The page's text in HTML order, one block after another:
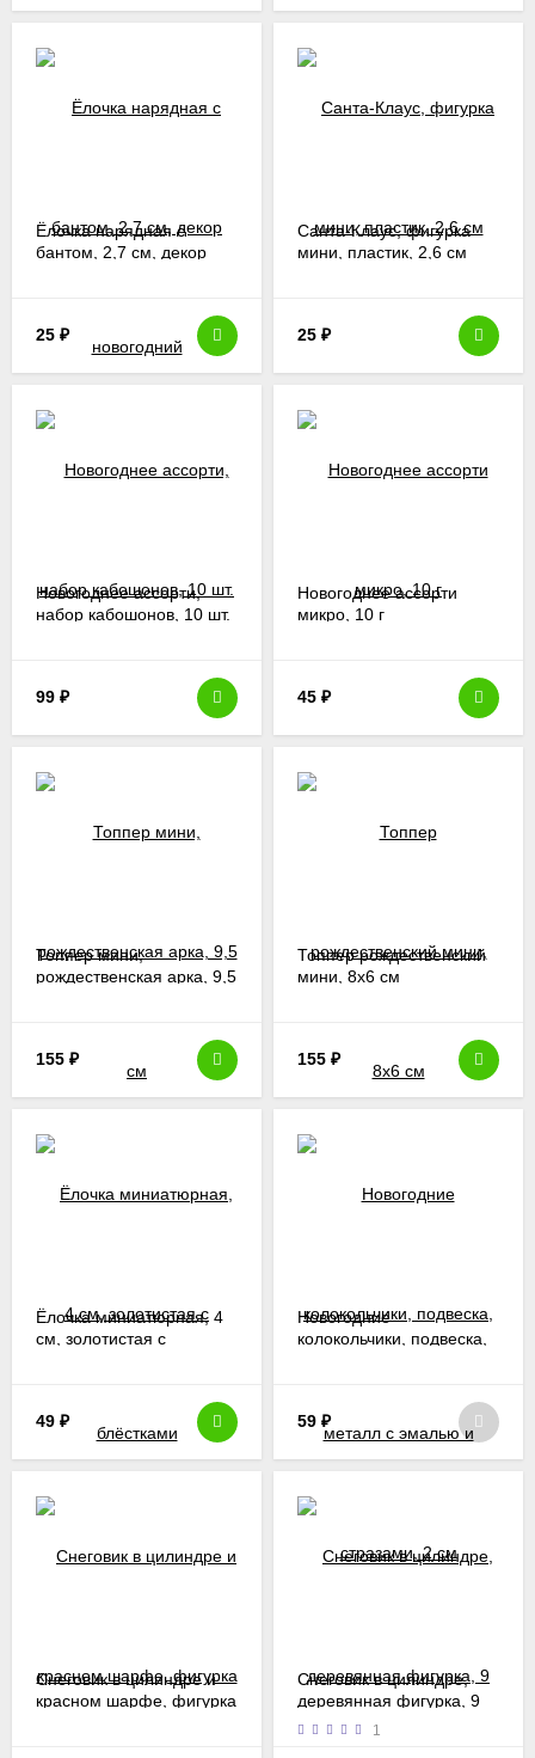
Ёлочка нарядная с
бантом, 2,7 см, декор
25 ₽
Санта-Клаус, фигурка
мини, пластик, 2,6 см
25 ₽
Новогоднее ассорти,
набор кабошонов, 10 шт.
99 ₽
Новогоднее ассорти
микро, 10 г
45 ₽
Топпер мини,
рождественская арка, 9,5
155 ₽
Топпер рождественский
мини, 8х6 см
155 ₽
Ёлочка миниатюрная, 4
см, золотистая с
49 ₽
Новогодние
колокольчики, подвеска,
59 ₽
Снеговик в цилиндре и
красном шарфе, фигурка
Снеговик в цилиндре,
деревянная фигурка, 9
см
1